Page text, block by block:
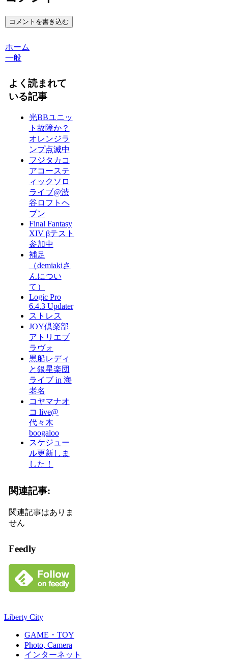
コメントを書き込む
ホーム
一般
よく読まれて
いる記事
光BBユニッ
ト故障か？
オレンジラ
ンプ点滅中
フジタカコ
アコーステ
ィックソロ
ライブ@渋
谷ロフトヘ
ブン
Final Fantasy
XIV βテスト
参加中
補足
（demiakiさ
んについ
て）
Logic Pro
6.4.3 Updater
ストレス
JOY倶楽部
アトリエブ
ラヴォ
黒船レディ
と銀星楽団
ライブ in 海
老名
コヤマナオ
コ live@
代々木
boogaloo
スケジュー
ル更新しま
した！
関連記事:
関連記事はありま
せん
Feedly
Liberty City
GAME・TOY
Photo, Camera
インターネット